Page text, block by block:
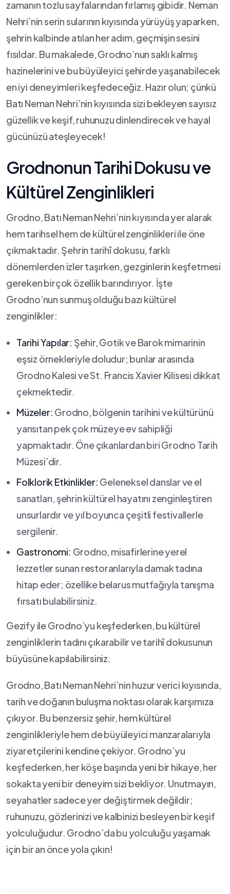
zamanın tozlu sayfalarından fırlamış gibidir. Neman
Nehri’nin serin sularının‍ kıyısında yürüyüş yaparken,
şehrin kalbinde atılan⁢ her adım, geçmişin sesini
fısıldar.⁤ Bu makalede, Grodno’nun saklı​ kalmış
hazinelerini ve bu büyüleyici şehirde yaşanabilecek
en iyi deneyimleri keşfedeceğiz.‌ Hazır olun; çünkü
Batı Neman ​Nehri’nin kıyısında sizi bekleyen sayısız
güzellik​ ve keşif, ruhunuzu ⁢dinlendirecek ve hayal
gücünüzü ateşleyecek!
Grodnonun Tarihi Dokusu ve
Kültürel Zenginlikleri
Grodno, Batı Neman Nehri’nin kıyısında yer alarak
hem tarihsel hem de kültürel zenginlikleri ile öne
çıkmaktadır. ‌Şehrin tarihî‍ dokusu,⁢ farklı
dönemlerden izler taşırken, gezginlerin keşfetmesi
gereken birçok özellik barındırıyor. İşte
Grodno’nun sunmuş olduğu bazı kültürel
zenginlikler:
Tarihi Yapılar: Şehir, Gotik ve Barok mimarinin
eşsiz örnekleriyle doludur; bunlar ‍arasında
⁣Grodno Kalesi ve St. Francis Xavier Kilisesi dikkat
çekmektedir.
Müzeler: Grodno,⁣ bölgenin tarihini ve‍ kültürünü⁣
yansıtan pek çok müzeye ev sahipliği
yapmaktadır. Öne çıkanlardan biri Grodno Tarih
Müzesi’dir.
Folklorik Etkinlikler: Geleneksel danslar ve el
sanatları, şehrin kültürel hayatını zenginleştiren
unsurlardır ve yıl boyunca çeşitli festivallerle
sergilenir.
Gastronomi: Grodno, misafirlerine yerel
lezzetler sunan restoranlarıyla ⁢damak tadına
hitap eder; özellike belarus mutfağıyla tanışma
fırsatı bulabilirsiniz.
Gezify ile Grodno’yu keşfederken, bu kültürel
zenginliklerin tadını⁣ çıkarabilir ve tarihî dokusunun
büyüsüne kapılabilirsiniz.
Grodno, Batı Neman Nehri’nin huzur verici kıyısında,
tarih ve doğanın buluşma noktası olarak karşımıza
çıkıyor. Bu benzersiz şehir, hem⁢ kültürel
zenginlikleriyle hem ​de büyüleyici manzaralarıyla
ziyaretçilerini kendine çekiyor. Grodno’yu
keşfederken, her köşe başında ⁢yeni bir hikaye, her
sokakta yeni bir deneyim sizi bekliyor. Unutmayın,
seyahatler sadece yer değiştirmek değildir;
ruhunuzu, gözlerinizi ve kalbinizi besleyen bir keşif
yolculuğudur. Grodno’da bu yolculuğu yaşamak
için bir an önce yola çıkın!